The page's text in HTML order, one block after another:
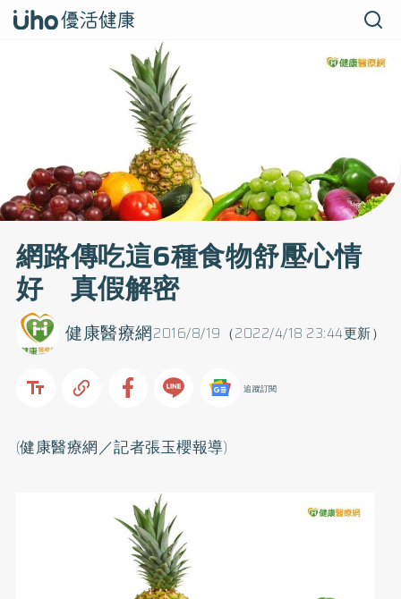
網路傳吃這6種食物舒壓心情
好 真假解密
2016/8/19（2022/4/18 23:44更新）
健康醫療網
追蹤訂閱
(健康醫療網／記者張玉櫻報導)